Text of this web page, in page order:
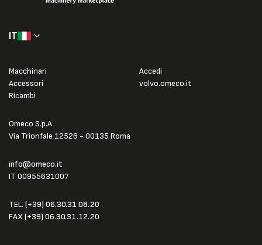
IT
Omeco S.p.A
Via Trionfale 12526 - 00135 Roma
info@omeco.it
IT 00955631007
TEL. (+39) 06.30.31.08.20
FAX(+39) 06.30.31.12.20
Macchinari
Accessori
Ricambi
Accedi
volvo.omeco.it